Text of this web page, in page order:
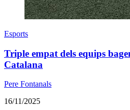
Esports
Triple empat dels equips
Catalana
Pere Fontanals
16/11/2025